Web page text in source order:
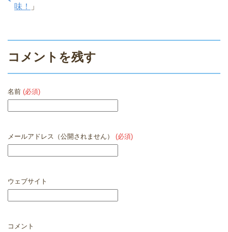
味！
」
コメントを残す
名前 (必須)
メールアドレス（公開されません） (必須)
ウェブサイト
コメント